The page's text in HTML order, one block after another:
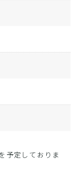
予定しておりま